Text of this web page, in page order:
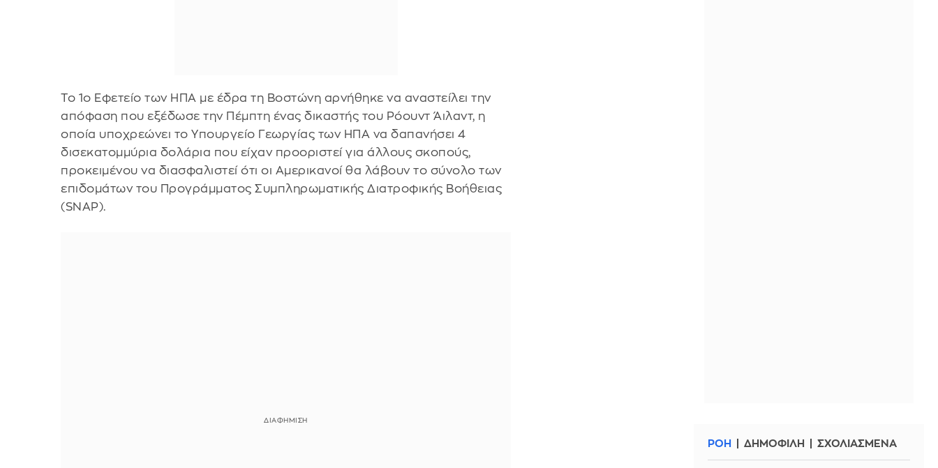
Το 1ο Εφετείο των ΗΠΑ με έδρα τη Βοστώνη αρνήθηκε να αναστείλει την
απόφαση που εξέδωσε την Πέμπτη ένας δικαστής του Ρόουντ Άιλαντ, η
οποία υποχρεώνει το Υπουργείο Γεωργίας των ΗΠΑ να δαπανήσει 4
δισεκατομμύρια δολάρια που είχαν προοριστεί για άλλους σκοπούς,
προκειμένου να διασφαλιστεί ότι οι Αμερικανοί θα λάβουν το σύνολο των
επιδομάτων του Προγράμματος Συμπληρωματικής Διατροφικής Βοήθειας
(SNAP).
ΡΟΗ ΔΗΜΟΦΙΛΗ ΣΧΟΛΙΑΣΜΕΝΑ